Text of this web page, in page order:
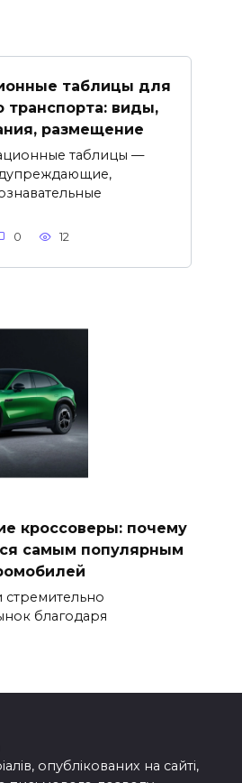
таблицы для
транспорта: виды,
размещение
таблицы —
0 12
кроссоверы: почему
самым популярным
благодаря
опублікованих на сайті,